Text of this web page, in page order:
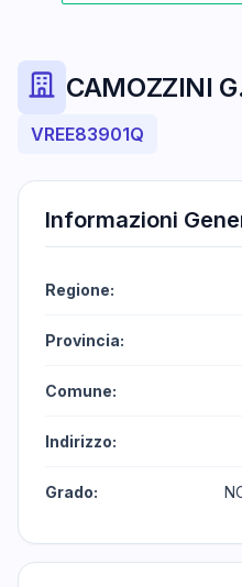
CAMOZZINI
VREE83901Q
Informazioni
Regione:
Provincia:
Comune:
Indirizzo:
Grado: